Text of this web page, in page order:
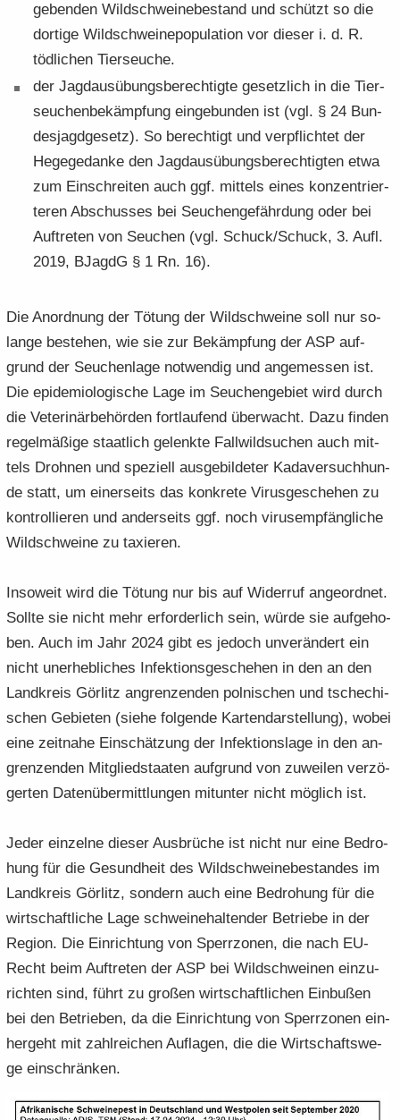
ge­ben­den Wild­schwei­ne­be­stand und schützt so die
dor­ti­ge Wild­schweine­po­pu­la­ti­on vor die­ser i. d. R.
töd­li­chen Tier­seu­che.
der Jagd­aus­übungs­be­rech­tig­te ge­setz­lich in die Tier­
seu­chen­be­kämp­fung ein­ge­bun­den ist (vgl. § 24 Bun­
des­jagd­ge­setz). So be­rech­tigt und ver­pflich­tet der
He­ge­ge­dan­ke den Jagd­aus­übungs­be­rech­tig­ten etwa
zum Ein­schrei­ten auch ggf. mit­tels eines kon­zen­trier­
te­ren Ab­schus­ses bei Seu­chen­ge­fähr­dung oder bei
Auf­tre­ten von Seu­chen (vgl. Schuck/Schuck, 3. Aufl.
2019, BJagdG § 1 Rn. 16).
Die An­ord­nung der Tö­tung der Wild­schwei­ne soll nur so­
lan­ge be­stehen, wie sie zur Be­kämp­fung der ASP auf­
grund der Seu­chen­la­ge not­wen­dig und an­ge­mes­sen ist.
Die epi­de­mio­lo­gi­sche Lage im Seu­chen­ge­biet wird durch
die Ve­te­ri­när­be­hör­den fort­lau­fend über­wacht. Dazu fin­den
re­gel­mä­ßi­ge staat­lich ge­lenk­te Fall­wild­su­chen auch mit­
tels Droh­nen und spe­zi­ell aus­ge­bil­de­ter Ka­da­ver­such­hun­
de statt, um ei­ner­seits das kon­kre­te Vi­rus­ge­sche­hen zu
kon­trol­lie­ren und an­der­seits ggf. noch vi­rus­emp­fäng­li­che
Wild­schwei­ne zu ta­xie­ren.
In­so­weit wird die Tö­tung nur bis auf Wi­der­ruf an­ge­ord­net.
Soll­te sie nicht mehr er­for­der­lich sein, würde sie auf­ge­ho­
ben. Auch im Jahr 2024 gibt es je­doch un­ver­än­dert ein
nicht un­er­heb­li­ches In­fek­ti­ons­ge­sche­hen in den an den
Land­kreis Gör­litz an­gren­zen­den pol­ni­schen und tsche­chi­
schen Ge­bie­ten (siehe fol­gen­de Kar­ten­dar­stel­lung), wobei
eine zeit­na­he Ein­schät­zung der In­fek­ti­ons­la­ge in den an­
gren­zen­den Mit­glied­staa­ten auf­grund von zu­wei­len ver­zö­
ger­ten Da­ten­über­mitt­lun­gen mit­un­ter nicht mög­lich ist.
Jeder ein­zel­ne die­ser Aus­brü­che ist nicht nur eine Be­dro­
hung für die Ge­sund­heit des Wild­schwei­ne­be­stan­des im
Land­kreis Gör­litz, son­dern auch eine Be­dro­hung für die
wirt­schaft­li­che Lage schwei­ne­hal­ten­der Be­trie­be in der
Re­gi­on. Die Ein­rich­tung von Sperr­zo­nen, die nach EU-​
Recht beim Auf­tre­ten der ASP bei Wild­schwei­nen ein­zu­
rich­ten sind, führt zu gro­ßen wirt­schaft­li­chen Ein­bu­ßen
bei den Be­trie­ben, da die Ein­rich­tung von Sperr­zo­nen ein­
her­geht mit zahl­rei­chen Auf­la­gen, die die Wirt­schafts­we­
ge ein­schrän­ken.